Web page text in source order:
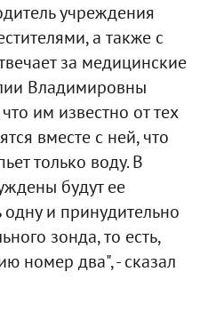
учреждения
а также с
за медицинские
Владимировны
им известно от тех
вместе с ней, что
только воду. В
будут ее
одну и принудительно
зонда, то есть,
номер два", - сказал